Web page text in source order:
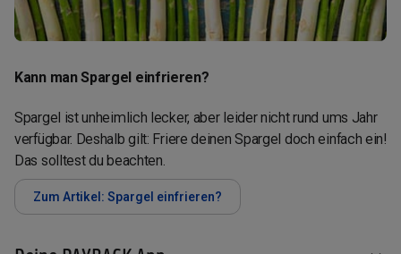
Kann man Spargel einfrieren?
Spargel ist unheimlich lecker, aber leider nicht rund ums Jahr
verfügbar. Deshalb gilt: Friere deinen Spargel doch einfach ein!
Das solltest du beachten.
Zum Artikel: Spargel einfrieren?